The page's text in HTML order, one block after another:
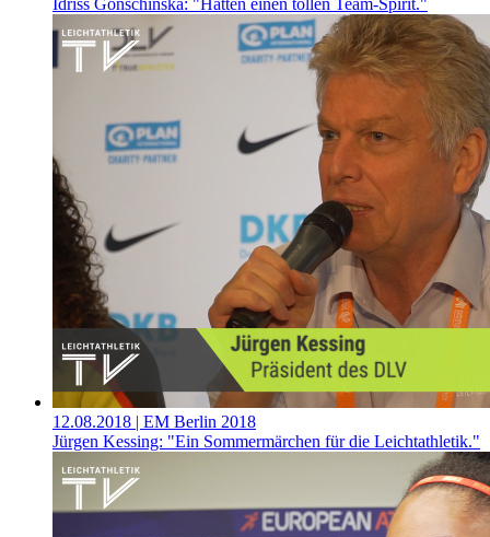
Idriss Gonschinska: "Hatten einen tollen Team-Spirit."
12.08.2018 | EM Berlin 2018
Jürgen Kessing: "Ein Sommermärchen für die Leichtathletik."